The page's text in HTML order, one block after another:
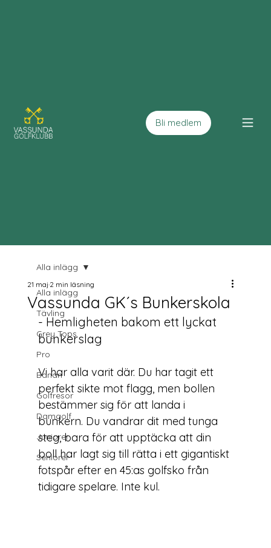
Bli medlem
Alla inlägg
Tävling
Grey Tops
Pro
Banan
Golfresor
Damgolf
Juniorer
Seniorer
Alla inlägg
Vassunda GK´s Bunkerskola
21 maj2 min läsning
- Hemligheten bakom ett lyckat
bunkerslag
Vi har alla varit där. Du har tagit ett
perfekt sikte mot flagg, men bollen
bestämmer sig för att landa i
bunkern. Du vandrar dit med tunga
steg, bara för att upptäcka att din
boll har lagt sig till rätta i ett gigantiskt
fotspår efter en 45:as golfsko från
tidigare spelare. Inte kul.